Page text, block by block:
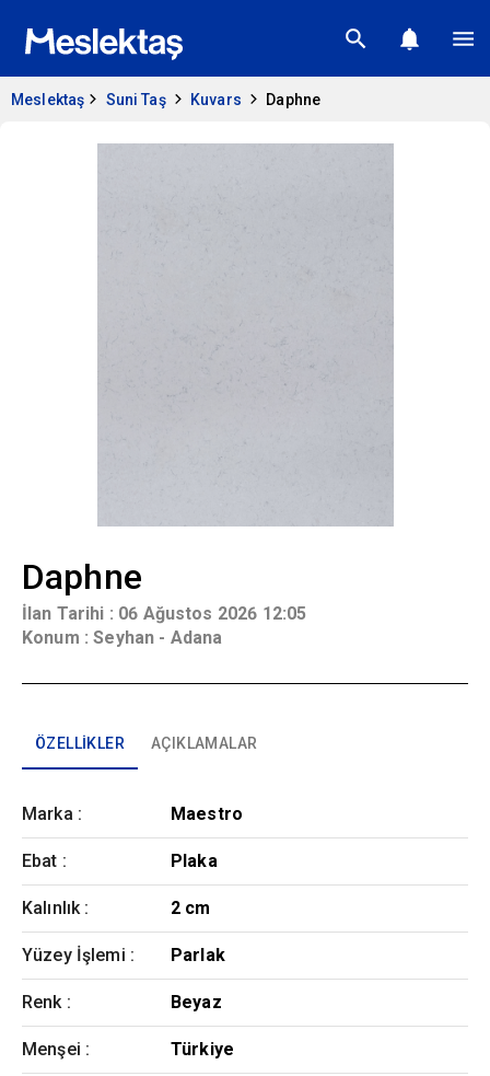
Meslektaş Suni Taş Kuvars Daphne
Daphne
İlan Tarihi : 06 Ağustos 2026 12:05
Konum :Seyhan - Adana
ÖZELLIKLER AÇIKLAMALAR
Marka : Maestro
Ebat : Plaka
Kalınlık: 2 cm
Yüzey İşlemi : Parlak
Renk: Beyaz
Menşei : Türkiye